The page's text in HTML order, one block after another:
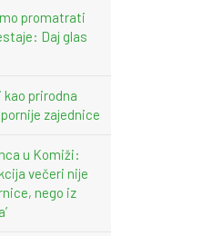
promatrati
Daj glas
prirodna
zajednice
u Komiži:
večeri nije
nego iz